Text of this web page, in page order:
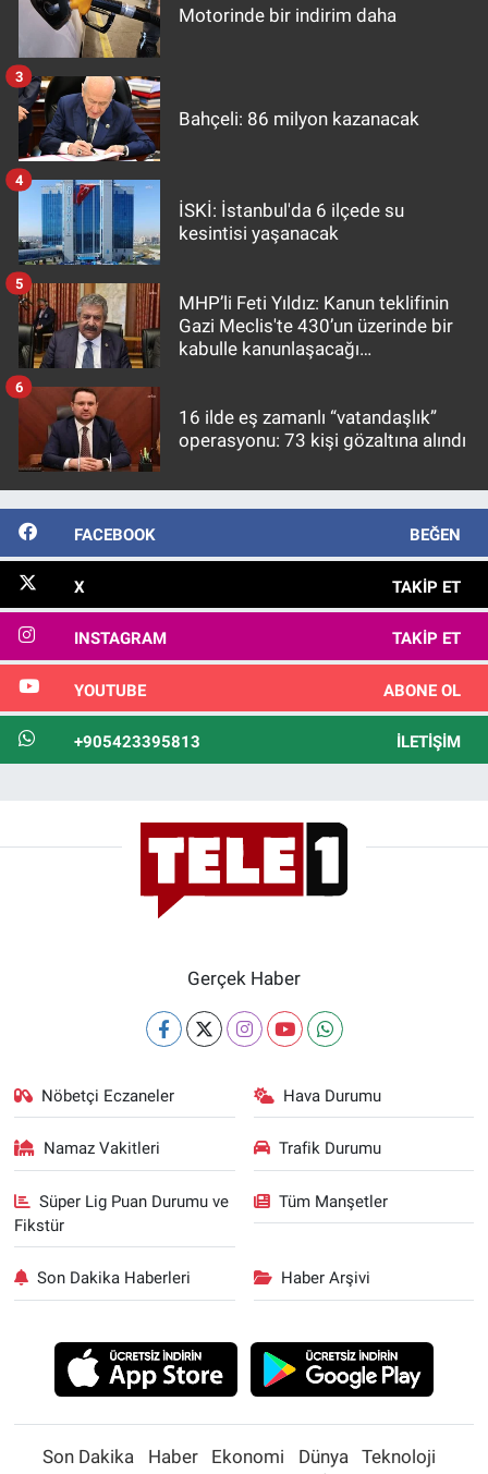
Motorinde bir indirim daha
Bahçeli: 86 milyon kazanacak
3
İSKİ: İstanbul'da 6 ilçede su
kesintisi yaşanacak
4
MHP’li Feti Yıldız: Kanun teklifinin
Gazi Meclis'te 430’un üzerinde bir
kabulle kanunlaşacağı
5
16 ilde eş zamanlı “vatandaşlık”
operasyonu: 73 kişi gözaltına alındı
6
FACEBOOK BEĞEN
X TAKIP ET
INSTAGRAM TAKIP ET
YOUTUBE ABONE OL
+905423395813 İLETIŞIM
Gerçek Haber
Nöbetçi Eczaneler Hava Durumu
Namaz Vakitleri Trafik Durumu
Süper Lig Puan Durumu ve
Fikstür
Tüm Manşetler
Son Dakika Haberleri Haber Arşivi
Son Dakika Haber Ekonomi Dünya
Teknoloji